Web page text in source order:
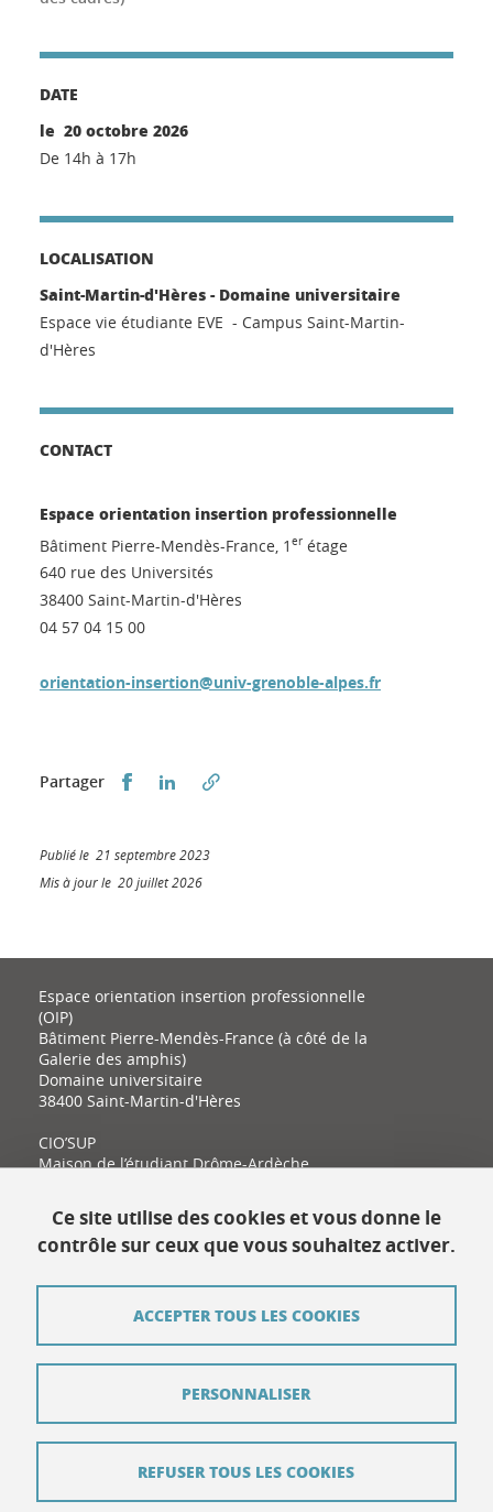
DATE
le 20 octobre 2026
De 14h à 17h
LOCALISATION
Saint-Martin-d'Hères - Domaine universitaire
Espace vie étudiante EVE - Campus Saint-Martin-
d'Hères
CONTACT
Espace orientation insertion professionnelle
Bâtiment Pierre-Mendès-France, 1 er étage
640 rue des Universités
38400 Saint-Martin-d'Hères
04 57 04 15 00
orientation-insertion@univ-grenoble-alpes.fr
Partager Partager sur Facebook
Partager sur LinkedIn
Publié le 21 septembre 2023
Mis à jour le 20 juillet 2026
Espace orientation insertion professionnelle
(OIP)
Bâtiment Pierre-Mendès-France (à côté de la
Galerie des amphis)
Domaine universitaire
38400 Saint-Martin-d'Hères
CIO’SUP
Maison de l’étudiant Drôme-Ardèche
26000 Valence
Contact
Mentions légales
Contribuer
Ce site utilise des cookies et vous donne le
contrôle sur ceux que vous souhaitez activer.
ACCEPTER TOUS LES COOKIES
REFUSER TOUS LES COOKIES
PERSONNALISER